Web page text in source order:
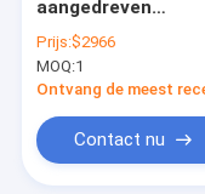
aangedreven
Dynamische muziek
en vrolijke liederen
voor kinderen
Prijs:$2966
MOQ:1
Contact nu